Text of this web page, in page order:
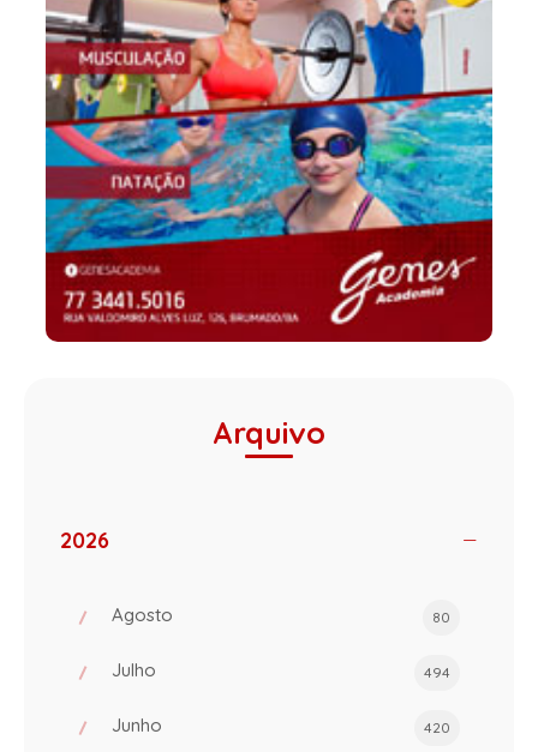
Arquivo
2026
Agosto 80
Julho 494
Junho 420